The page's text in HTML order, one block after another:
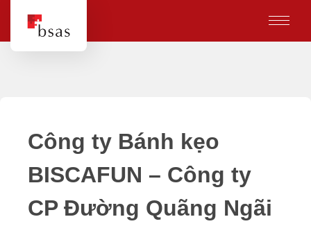
Công ty Bánh kẹo
BISCAFUN – Công ty
CP Đường Quãng Ngãi